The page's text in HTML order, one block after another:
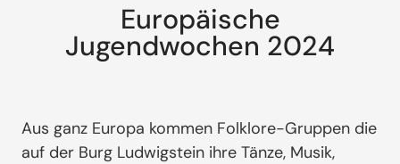
Europäische
Jugendwochen 2024
Aus ganz Europa kommen Folklore-Gruppen die
auf der Burg Ludwigstein ihre Tänze, Musik,